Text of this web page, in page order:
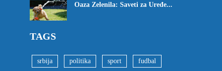
Oaza Zelenila: Saveti za Uređe...
TAGS
srbija politika sport fudbal